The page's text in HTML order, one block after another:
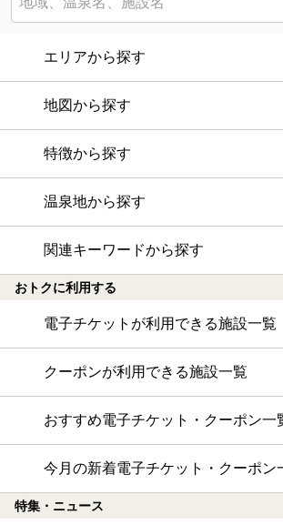
エリアから探す
地図から探す
特徴から探す
温泉地から探す
関連キーワードから探す
おトクに利用する
電子チケットが利用できる施設一覧
クーポンが利用できる施設一覧
おすすめ電子チケット・クーポン一
今月の新着電子チケット・クーポン
特集・ニュース